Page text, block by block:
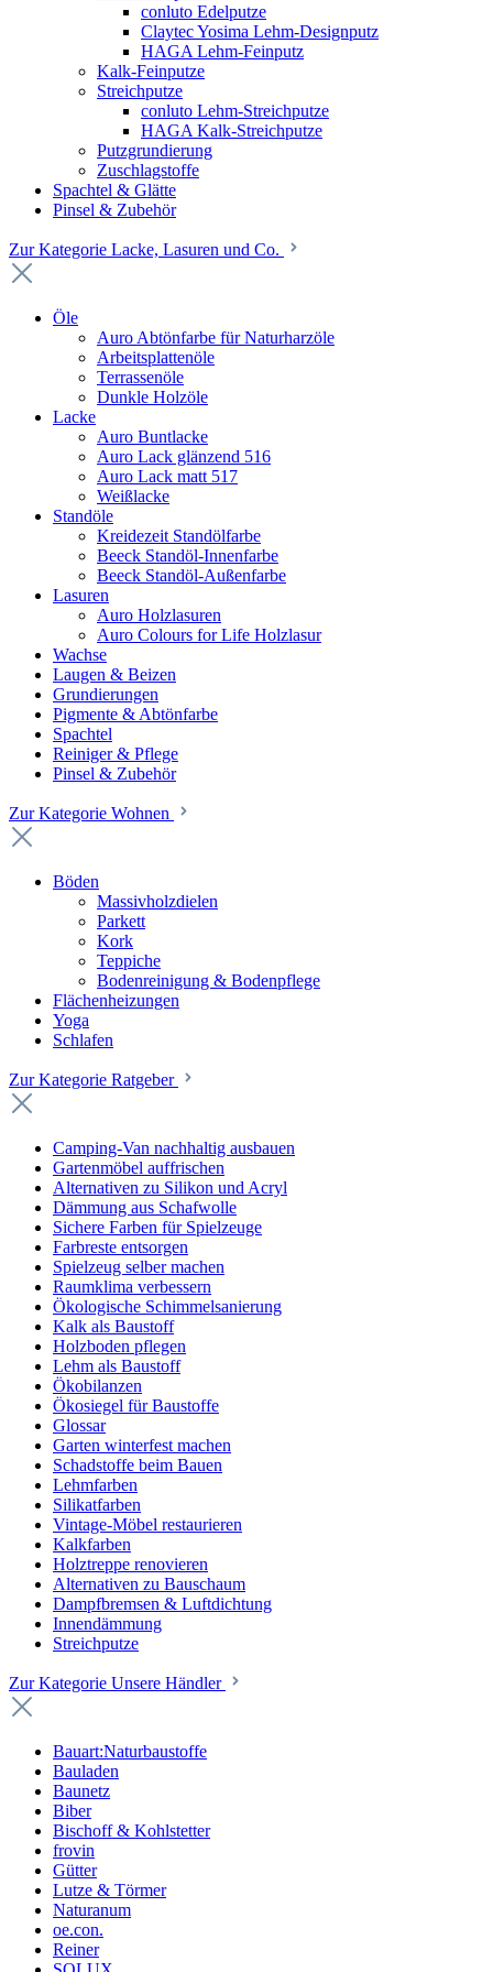
conluto Edelputze
Claytec Yosima Lehm-Designputz
HAGA Lehm-Feinputz
Kalk-Feinputze
Streichputze
conluto Lehm-Streichputze
HAGA Kalk-Streichputze
Putzgrundierung
Zuschlagstoffe
Spachtel & Glätte
Pinsel & Zubehör
Zur Kategorie Lacke, Lasuren und Co.
Öle
Auro Abtönfarbe für Naturharzöle
Arbeitsplattenöle
Terrassenöle
Dunkle Holzöle
Lacke
Auro Buntlacke
Auro Lack glänzend 516
Auro Lack matt 517
Weißlacke
Standöle
Kreidezeit Standölfarbe
Beeck Standöl-Innenfarbe
Beeck Standöl-Außenfarbe
Lasuren
Auro Holzlasuren
Auro Colours for Life Holzlasur
Wachse
Laugen & Beizen
Grundierungen
Pigmente & Abtönfarbe
Spachtel
Reiniger & Pflege
Pinsel & Zubehör
Zur Kategorie Wohnen
Böden
Massivholzdielen
Parkett
Kork
Teppiche
Bodenreinigung & Bodenpflege
Flächenheizungen
Yoga
Schlafen
Zur Kategorie Ratgeber
Camping-Van nachhaltig ausbauen
Gartenmöbel auffrischen
Alternativen zu Silikon und Acryl
Dämmung aus Schafwolle
Sichere Farben für Spielzeuge
Farbreste entsorgen
Spielzeug selber machen
Raumklima verbessern
Ökologische Schimmelsanierung
Kalk als Baustoff
Holzboden pflegen
Lehm als Baustoff
Ökobilanzen
Ökosiegel für Baustoffe
Glossar
Garten winterfest machen
Schadstoffe beim Bauen
Lehmfarben
Silikatfarben
Vintage-Möbel restaurieren
Kalkfarben
Holztreppe renovieren
Alternativen zu Bauschaum
Dampfbremsen & Luftdichtung
Innendämmung
Streichputze
Zur Kategorie Unsere Händler
Bauart:Naturbaustoffe
Bauladen
Baunetz
Biber
Bischoff & Kohlstetter
frovin
Gütter
Lutze & Törmer
Naturanum
oe.con.
Reiner